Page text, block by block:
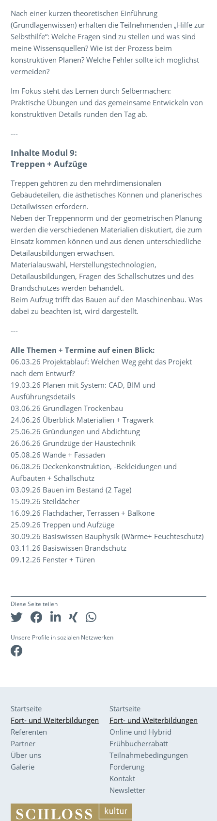
Nach einer kurzen theoretischen Einführung
(Grundlagenwissen) erhalten die Teilnehmenden „Hilfe zur
Selbsthilfe“: Welche Fragen sind zu stellen und was sind
meine Wissensquellen? Wie ist der Prozess beim
konstruktiven Planen? Welche Fehler sollte ich möglichst
vermeiden?
Im Fokus steht das Lernen durch Selbermachen:
Praktische Übungen und das gemeinsame Entwickeln von
konstruktiven Details runden den Tag ab.
---
Inhalte Modul 9:
Treppen + Aufzüge
Treppen gehören zu den mehrdimensionalen
Gebäudeteilen, die ästhetisches Können und planerisches
Detailwissen erfordern.
Neben der Treppennorm und der geometrischen Planung
werden die verschiedenen Materialien diskutiert, die zum
Einsatz kommen können und aus denen unterschiedliche
Detailausbildungen erwachsen.
Materialauswahl, Herstellungstechnologien,
Detailausbildungen, Fragen des Schallschutzes und des
Brandschutzes werden behandelt.
Beim Aufzug trifft das Bauen auf den Maschinenbau. Was
dabei zu beachten ist, wird dargestellt.
---
Alle Themen + Termine auf einen Blick:
06.03.26 Projektablauf: Welchen Weg geht das Projekt
nach dem Entwurf?
19.03.26 Planen mit System: CAD, BIM und
Ausführungsdetails
03.06.26 Grundlagen Trockenbau
24.06.26 Überblick Materialien + Tragwerk
25.06.26 Gründungen und Abdichtung
26.06.26 Grundzüge der Haustechnik
05.08.26 Wände + Fassaden
06.08.26 Deckenkonstruktion, -Bekleidungen und
Aufbauten + Schallschutz
03.09.26 Bauen im Bestand (2 Tage)
15.09.26 Steildächer
16.09.26 Flachdächer, Terrassen + Balkone
25.09.26 Treppen und Aufzüge
30.09.26 Basiswissen Bauphysik (Wärme+ Feuchteschutz)
03.11.26 Basiswissen Brandschutz
09.12.26 Fenster + Türen
Diese Seite teilen
Unsere Profile in sozialen Netzwerken
Startseite
Fort- und Weiterbildungen
Referenten
Partner
Über uns
Galerie
Startseite
Fort- und Weiterbildungen
Online und Hybrid
Frühbucherrabatt
Teilnahmebedingungen
Förderung
Kontakt
Newsletter